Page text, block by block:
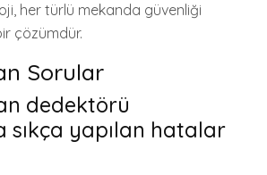
her türlü mekanda güvenliği
çözümdür.
Sorular
dedektörü
sıkça yapılan hatalar